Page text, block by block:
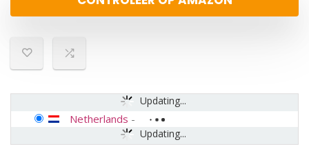
Updating...
Updating...
Netherlands -